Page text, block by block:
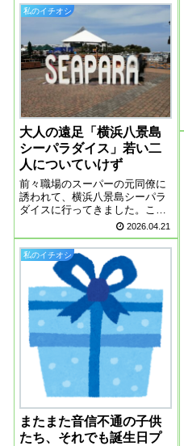
お婆さんの顔がシワだらけで、
それも深いシワ、もう一人の方
はそんなにシワがなかったので
す。同年代なのか...
私のイチオシ
大人の遠足「横浜八景島
シーパラダイス」若い二
人についていけず
前々職場のスーパーの元同僚に
誘われて、横浜八景島シーパラ
ダイスに行ってきました。ここ
は２５年ぶり、子供が小さい時
は、夫も少しは家族サービスを
してくれたのです。２５年前
も、海に突っ込むような感覚の
ジェットコースターは１０００
円でした。夫と息子...
2026.04.21
私のイチオシ
またまた音信不通の子供
たち、それでも誕生日プ